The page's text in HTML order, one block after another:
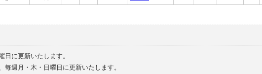
に更新いたします。
週月・木・日曜日に更新いたします。